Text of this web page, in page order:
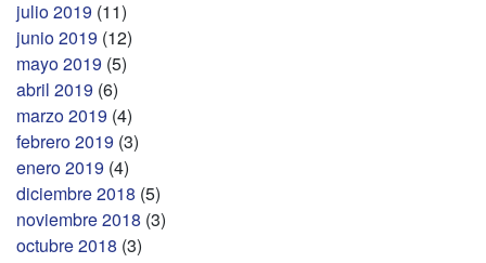
julio 2019 (11)
junio 2019 (12)
mayo 2019 (5)
abril 2019 (6)
marzo 2019 (4)
febrero 2019 (3)
enero 2019 (4)
diciembre 2018 (5)
noviembre 2018 (3)
octubre 2018 (3)